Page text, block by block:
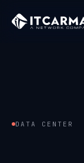
DATA CENTER